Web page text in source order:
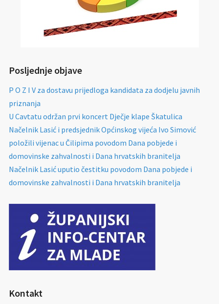
Posljednje objave
P O Z I V za dostavu prijedloga kandidata za dodjelu javnih
priznanja
U Cavtatu održan prvi koncert Dječje klape Škatulica
Načelnik Lasić i predsjednik Općinskog vijeća Ivo Simović
položili vijenac u Čilipima povodom Dana pobjede i
domovinske zahvalnosti i Dana hrvatskih branitelja
Načelnik Lasić uputio čestitku povodom Dana pobjede i
domovinske zahvalnosti i Dana hrvatskih branitelja
Kontakt